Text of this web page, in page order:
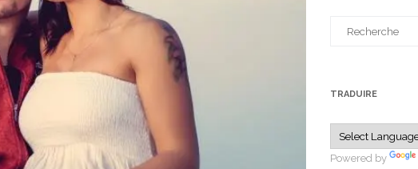
TRADUIRE
Powered by